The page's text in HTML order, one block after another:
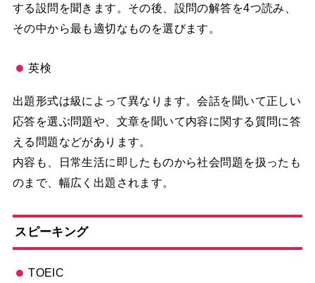
する設問を聞きます。その後、設問の解答を4つ読み、
その中から最も適切なものを選びます。
英検
出題形式は級によって異なります。会話を聞いて正しい
応答を選ぶ問題や、文章を聞いて内容に関する質問に答
える問題などがあります。
内容も、日常生活に即したものから社会問題を扱ったも
のまで、幅広く出題されます。
スピーキング
TOEIC